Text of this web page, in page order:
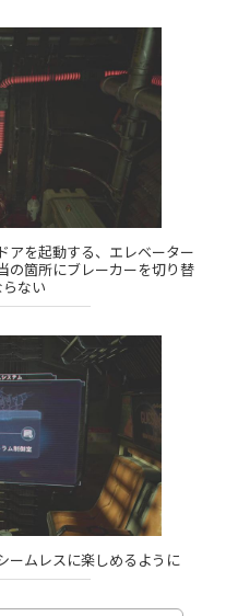
アを起動する、エレベーター
の箇所にブレーカーを切り替
ない
ームレスに楽しめるように